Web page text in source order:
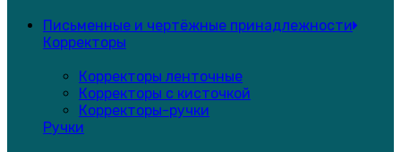
Письменные и чертёжные принадлежности
Корректоры
Корректоры ленточные
Корректоры с кисточкой
Корректоры-ручки
Ручки